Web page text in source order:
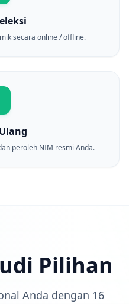
secara online / offline.
peroleh NIM resmi Anda.
Pilihan
Anda dengan 16